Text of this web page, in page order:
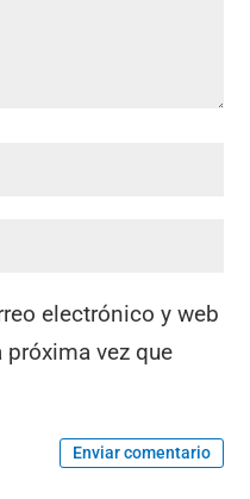
electrónico y web
próxima vez que
Enviar comentario